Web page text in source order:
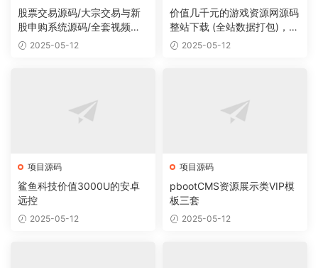
股票交易源码/大宗交易与新
股申购系统源码/全套视频教
程 2025-05-12
价值几千元的游戏资源网源码
整站下载 (全站数据打包)，数
据里面有200多个宝贝。
2025-05-12
项目源码
鲨鱼科技价值3000U的安卓
远控
2025-05-12
项目源码
pbootCMS资源展示类VIP模
板三套
2025-05-12